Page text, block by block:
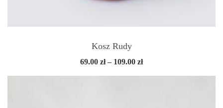
Kosz Rudy
69.00 zł – 109.00 złZakres
od